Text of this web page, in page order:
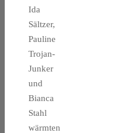
Ida
Sältzer,
Pauline
Trojan-
Junker
und
Bianca
Stahl
wärmten